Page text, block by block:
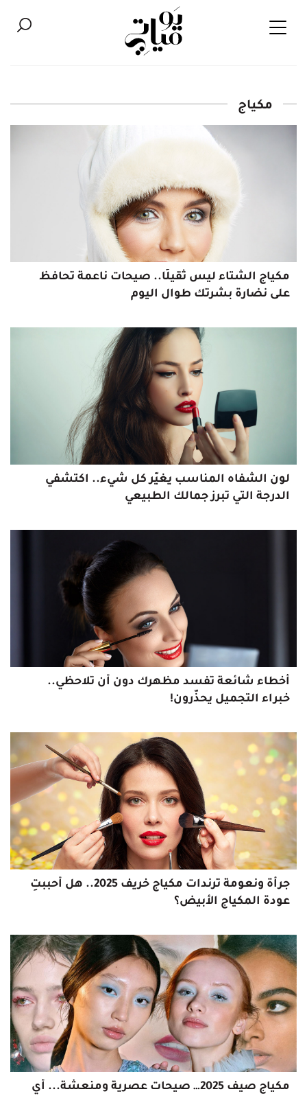
مكياج
مكياج الشتاء ليس ثقيلًا.. صيحات ناعمة تحافظ
على نضارة بشرتك طوال اليوم
لون الشفاه المناسب يغيّر كل شيء.. اكتشفي
الدرجة التي تبرز جمالك الطبيعي
أخطاء شائعة تفسد مظهرك دون أن تلاحظي..
خبراء التجميل يحذّرون!
جرأة ونعومة ترندات مكياج خريف 2025.. هل أحببتِ
عودة المكياج الأبيض؟
مكياج صيف 2025… صيحات عصرية ومنعشة... أي